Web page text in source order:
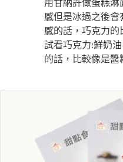
用甘納許做蛋糕
感但是冰過之後會
感的話，巧克力
試看巧克力:鮮奶
的話，比較像是醬